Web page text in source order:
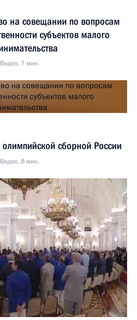
на совещании по вопросам
субъектов малого
Видео, 7 мин.
сборной России
Видео, 8 мин.